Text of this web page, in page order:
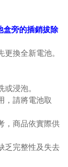
盒旁的插銷拔除
換全新電池。
浸泡。
，請將電池取
，商品依實際供
乏完整性及失去